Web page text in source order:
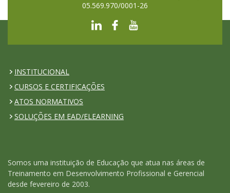
05.569.970/0001-26
INSTITUCIONAL
CURSOS E CERTIFICAÇÕES
ATOS NORMATIVOS
SOLUÇÕES EM EAD/ELEARNING
Somos uma instituição de Educação que atua nas áreas de
Treinamento em Desenvolvimento Profissional e Gerencial
desde fevereiro de 2003.